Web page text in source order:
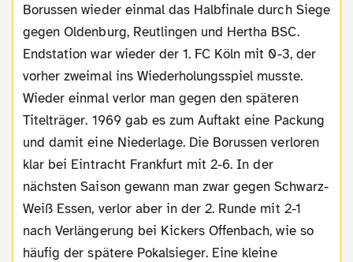
Borussen wieder einmal das Halbfinale durch Siege
gegen Oldenburg, Reutlingen und Hertha BSC.
Endstation war wieder der 1. FC Köln mit 0-3, der
vorher zweimal ins Wiederholungsspiel musste.
Wieder einmal verlor man gegen den späteren
Titelträger. 1969 gab es zum Auftakt eine Packung
und damit eine Niederlage. Die Borussen verloren
klar bei Eintracht Frankfurt mit 2-6. In der
nächsten Saison gewann man zwar gegen Schwarz-
Weiß Essen, verlor aber in der 2. Runde mit 2-1
nach Verlängerung bei Kickers Offenbach, wie so
häufig der spätere Pokalsieger. Eine kleine